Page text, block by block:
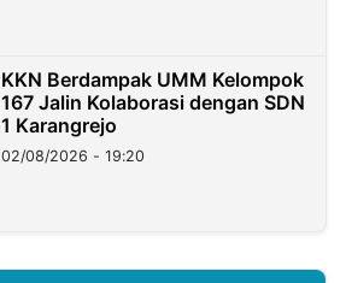
KKN Berdampak UMM Kelompok
167 Jalin Kolaborasi dengan SDN
1 Karangrejo
02/08/2026 - 19:20